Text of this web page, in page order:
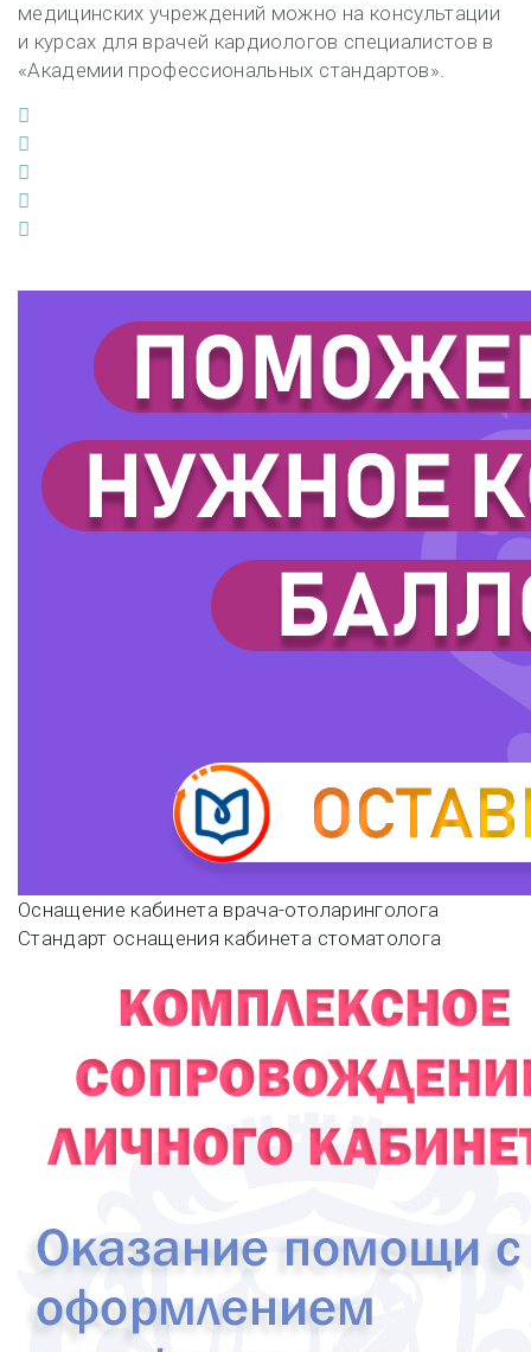
медицинских учреждений можно на консультации
и курсах для врачей кардиологов специалистов в
«Академии профессиональных стандартов».
Навигация
записям
Оснащение кабинета врача-отоларинголога
Стандарт оснащения кабинета стоматолога